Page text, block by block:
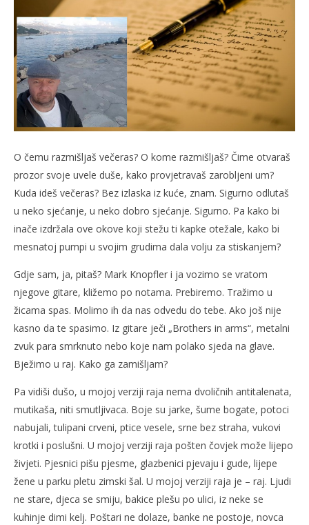
O čemu razmišljaš večeras? O kome razmišljaš? Čime otvaraš
prozor svoje uvele duše, kako provjetravaš zarobljeni um?
Kuda ideš večeras? Bez izlaska iz kuće, znam. Sigurno odlutaš
u neko sjećanje, u neko dobro sjećanje. Sigurno. Pa kako bi
inače izdržala ove okove koji stežu ti kapke otežale, kako bi
mesnatoj pumpi u svojim grudima dala volju za stiskanjem?
Gdje sam, ja, pitaš? Mark Knopfler i ja vozimo se vratom
njegove gitare, kližemo po notama. Prebiremo. Tražimo u
žicama spas. Molimo ih da nas odvedu do tebe. Ako još nije
kasno da te spasimo. Iz gitare ječi „Brothers in arms“, metalni
zvuk para smrknuto nebo koje nam polako sjeda na glave.
Bježimo u raj. Kako ga zamišljam?
Pa vidiši dušo, u mojoj verziji raja nema dvoličnih antitalenata,
mutikaša, niti smutljivaca. Boje su jarke, šume bogate, potoci
nabujali, tulipani crveni, ptice vesele, srne bez straha, vukovi
krotki i poslušni. U mojoj verziji raja pošten čovjek može lijepo
živjeti. Pjesnici pišu pjesme, glazbenici pjevaju i gude, lijepe
žene u parku pletu zimski šal. U mojoj verziji raja je – raj. Ljudi
ne stare, djeca se smiju, bakice plešu po ulici, iz neke se
kuhinje dimi kelj. Poštari ne dolaze, banke ne postoje, novca